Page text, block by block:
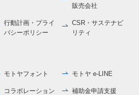
販売会社
行動計画・プライ
バシーポリシー
CSR・サステナビ
リティ
モトヤフォント モトヤ e-LINE
コラボレーション
補助金申請支援